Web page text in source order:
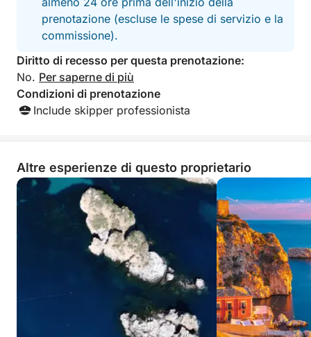
adventure with
Francesco and
prenotazione (escluse le spese di servizio e la
commissione).
Diritto di recesso per questa prenotazione:
No. Per saperne di più
Condizioni di prenotazione
Include skipper professionista
Altre esperienze di questo proprietario